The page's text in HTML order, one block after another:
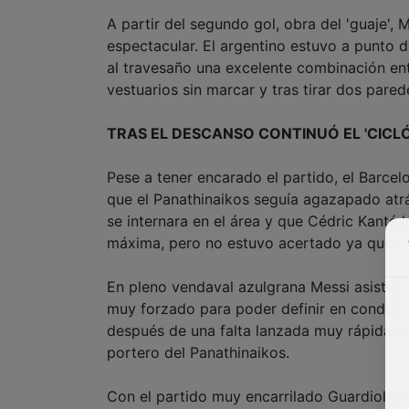
A partir del segundo gol, obra del 'guaje',
espectacular. El argentino estuvo a punto
al travesaño una excelente combinación
vestuarios sin marcar y tras tirar dos
TRAS EL DESCANSO CONTINUÓ EL
Pese a tener encarado el partido, el
que el Panathinaikos seguía agazapado
se internara en el área y que Cédric
máxima, pero no estuvo acertado ya que
En pleno vendaval azulgrana Messi asistió
muy forzado para poder definir en
después de una falta lanzada muy
portero del Panathinaikos.
Con el partido muy encarrilado Guardiola